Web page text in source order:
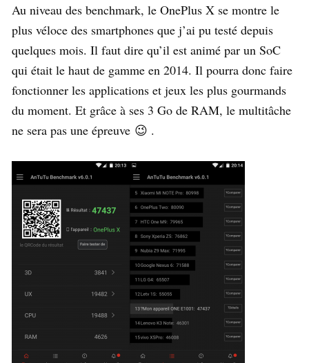
Au niveau des benchmark, le OnePlus X se montre le
plus véloce des smartphones que j’ai pu testé depuis
quelques mois. Il faut dire qu’il est animé par un SoC
qui était le haut de gamme en 2014. Il pourra donc faire
fonctionner les applications et jeux les plus gourmands
du moment. Et grâce à ses 3 Go de RAM, le multitâche
ne sera pas une épreuve 😉 .